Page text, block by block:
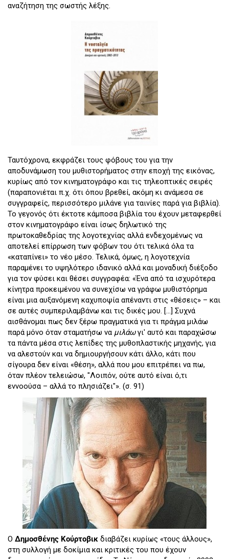
αναζήτηση της σωστής λέξης.
Ταυτόχρονα, εκφράζει τους φόβους του για την
αποδυνάμωση του μυθιστορήματος στην εποχή της εικόνας,
κυρίως από τον κινηματογράφο και τις τηλεοπτικές σειρές
(παραπονιέται π.χ. ότι όπου βρεθεί, ακόμη κι ανάμεσα σε
συγγραφείς, περισσότερο μιλάνε για ταινίες παρά για βιβλία).
Το γεγονός ότι έκτοτε κάμποσα βιβλία του έχουν μεταφερθεί
στον κινηματογράφο είναι ίσως δηλωτικό της
πρωτοκαθεδρίας της λογοτεχνίας αλλά ενδεχομένως να
αποτελεί επίρρωση των φόβων του ότι τελικά όλα τα
«καταπίνει» το νέο μέσο. Τελικά, όμως, η λογοτεχνία
παραμένει το υψηλότερο ιδανικό αλλά και μοναδική διέξοδο
για τον φύσει και θέσει συγγραφέα: «Ένα από τα ισχυρότερα
κίνητρα προκειμένου να συνεχίσω να γράφω μυθιστόρημα
είναι μια αυξανόμενη καχυποψία απέναντι στις «θέσεις» – και
σε αυτές συμπεριλαμβάνω και τις δικές μου. [...] Συχνά
αισθάνομαι πως δεν ξέρω πραγματικά για τι πράγμα μιλάω
παρά μόνο όταν σταματήσω να μιλάωγι' αυτό και παραχώσω
τα πάντα μέσα στις λεπίδες της μυθοπλαστικής μηχανής, για
να αλεστούν και να δημιουργήσουν κάτι άλλο, κάτι που
σίγουρα δεν είναι «θέση», αλλά που μου επιτρέπει να πω,
όταν πλέον τελειώσω, "Λοιπόν, ούτε αυτό είναι ό,τι
εννοούσα – αλλά το πλησιάζει"». (σ. 91)
Ο Δημοσθένης Κούρτοβικ διαβάζει κυρίως «τους άλλους»,
στη συλλογή με δοκίμια και κριτικές του που έχουν